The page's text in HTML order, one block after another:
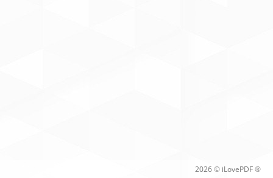
2026 © iLovePDF ®